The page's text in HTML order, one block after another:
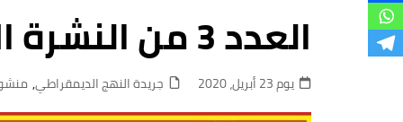
العدد 3 من النشرة الإلكترونية الإخبارية
يوم 23 أبريل، 2020 جريدة النهج الديمقراطي,